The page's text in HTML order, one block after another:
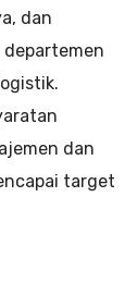
dan
departemen
dan
target